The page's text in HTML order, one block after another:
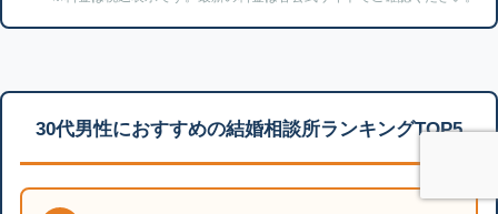
30代男性におすすめの結婚相談所ランキングTOP5